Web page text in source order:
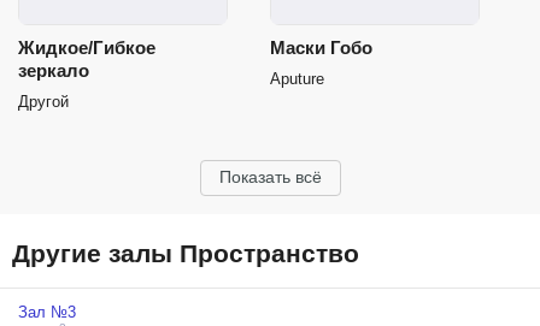
Жидкое/Гибкое
зеркало
Другой
Маски Гобо
Aputure
Показать всё
Другие залы Пространство
Зал №3